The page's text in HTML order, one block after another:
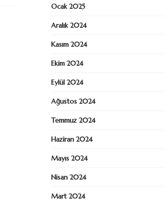
Ocak 2025
Aralık 2024
Kasım 2024
Ekim 2024
Eylül 2024
Ağustos 2024
Temmuz 2024
Haziran 2024
Mayıs 2024
Nisan 2024
Mart 2024